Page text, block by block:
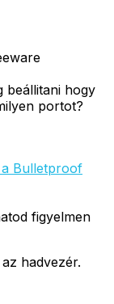
beállitani hogy
portot?
Bulletproof
figyelmen
hadvezér.